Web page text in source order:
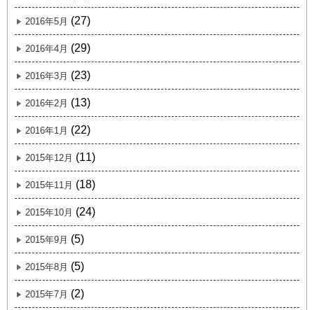
2016年5月 (27)
2016年4月 (29)
2016年3月 (23)
2016年2月 (13)
2016年1月 (22)
2015年12月 (11)
2015年11月 (18)
2015年10月 (24)
2015年9月 (5)
2015年8月 (5)
2015年7月 (2)